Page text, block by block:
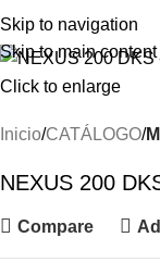
Skip to navigation
Skip to main content
Menu
Click to enlarge
Inicio CATÁLOGO
NEXUS 200
Compare